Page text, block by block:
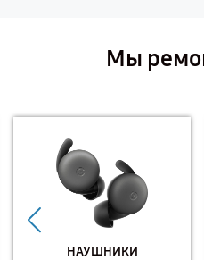
Мы
НАУШНИКИ